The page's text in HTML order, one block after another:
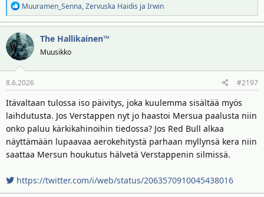
R
e
a
k
t
i
o
t
Muuramen_Senna,Zervuska Haidis ja Irwin
The Hallikainen™
Muusikko
8.6.2026 #2197
Itävaltaan tulossa iso päivitys, joka kuulemma sisältää myös
laihdutusta. Jos Verstappen nyt jo haastoi Mersua paalusta niin
onko paluu kärkikahinoihin tiedossa? Jos Red Bull alkaa
näyttämään lupaavaa aerokehitystä parhaan myllynsä kera niin
saattaa Mersun houkutus hälvetä Verstappenin silmissä.
https://twitter.com/i/web/status/2063570910045438016